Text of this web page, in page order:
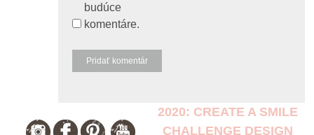
budúce
komentáre.
2020: CREATE A SMILE
CHALLENGE DESIGN